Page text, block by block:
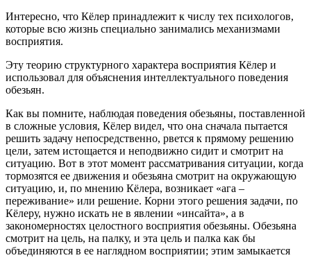
Интересно, что Кёлер принадлежит к числу тех психологов,
которые всю жизнь специально занимались механизмами
восприятия.
Эту теорию структурного характера восприятия Кёлер и
использовал для объяснения интеллектуального поведения
обезьян.
Как вы помните, наблюдая поведения обезьяны, поставленной
в сложные условия, Кёлер видел, что она сначала пытается
решить задачу непосредственно, рвется к прямому решению
цели, затем истощается и неподвижно сидит и смотрит на
ситуацию. Вот в этот момент рассматривания ситуации, когда
тормозятся ее движения и обезьяна смотрит на окружающую
ситуацию, и, по мнению Кёлера, возникает «ага –
переживание» или решение. Корни этого решения задачи, по
Кёлеру, нужно искать не в явлении «инсайта», а в
закономерностях целостного восприятия обезьяны. Обезьяна
смотрит на цель, на палку, и эта цель и палка как бы
объединяются в ее наглядном восприятии; этим замыкается